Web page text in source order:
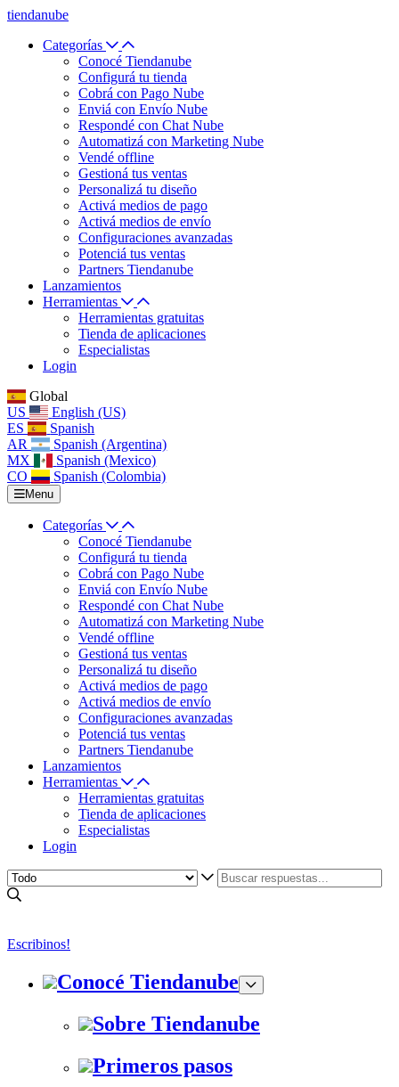
tiendanube
Categorías
Conocé Tiendanube
Configurá tu tienda
Cobrá con Pago Nube
Enviá con Envío Nube
Respondé con Chat Nube
Automatizá con Marketing Nube
Vendé offline
Gestioná tus ventas
Personalizá tu diseño
Activá medios de pago
Activá medios de envío
Configuraciones avanzadas
Potenciá tus ventas
Partners Tiendanube
Lanzamientos
Herramientas
Herramientas gratuitas
Tienda de aplicaciones
Especialistas
Login
Global
US
English (US)
ES
Spanish
AR
Spanish (Argentina)
MX
Spanish (Mexico)
CO
Spanish (Colombia)
Menu
Categorías
Conocé Tiendanube
Configurá tu tienda
Cobrá con Pago Nube
Enviá con Envío Nube
Respondé con Chat Nube
Automatizá con Marketing Nube
Vendé offline
Gestioná tus ventas
Personalizá tu diseño
Activá medios de pago
Activá medios de envío
Configuraciones avanzadas
Potenciá tus ventas
Partners Tiendanube
Lanzamientos
Herramientas
Herramientas gratuitas
Tienda de aplicaciones
Especialistas
Login
Escribinos!
Conocé Tiendanube
Sobre Tiendanube
Primeros pasos